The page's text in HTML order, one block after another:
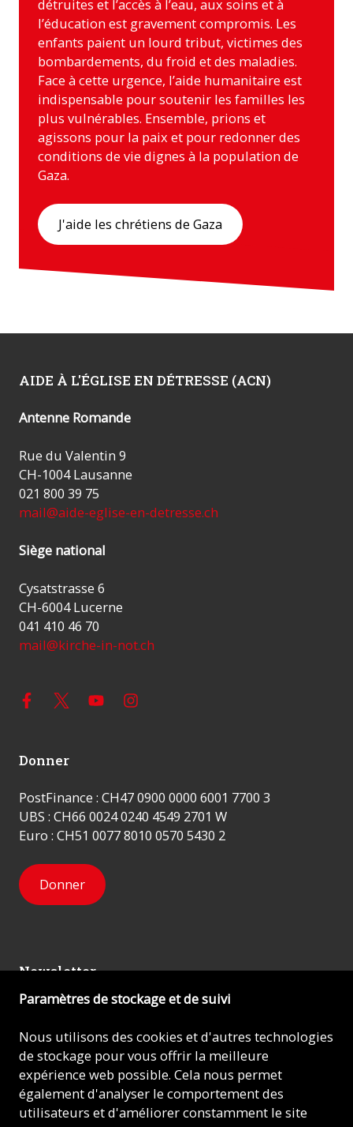
détruites et l’accès à l’eau, aux soins et à
l’éducation est gravement compromis. Les
enfants paient un lourd tribut, victimes des
bombardements, du froid et des maladies.
Face à cette urgence, l’aide humanitaire est
indispensable pour soutenir les familles les
plus vulnérables. Ensemble, prions et
agissons pour la paix et pour redonner des
conditions de vie dignes à la population de
Gaza.
J'aide les chrétiens de Gaza
AIDE À L'ÉGLISE EN DÉTRESSE (ACN)
Antenne Romande
Rue du Valentin 9
CH-1004 Lausanne
021 800 39 75
mail@aide-eglise-en-detresse.ch
Siège national
Cysatstrasse 6
CH-6004 Lucerne
041 410 46 70
mail@kirche-in-not.ch
Donner
PostFinance : CH47 0900 0000 6001 7700 3
UBS : CH66 0024 0240 4549 2701 W
Euro : CH51 0077 8010 0570 5430 2
Donner
Newsletter
© 2026 - AIDE À L'ÉGLISE EN DÉTRESSE (ACN)
Paramètres de stockage et de suivi
Nous utilisons des cookies et d'autres technologies
de stockage pour vous offrir la meilleure
expérience web possible. Cela nous permet
également d'analyser le comportement des
utilisateurs et d'améliorer constamment le site